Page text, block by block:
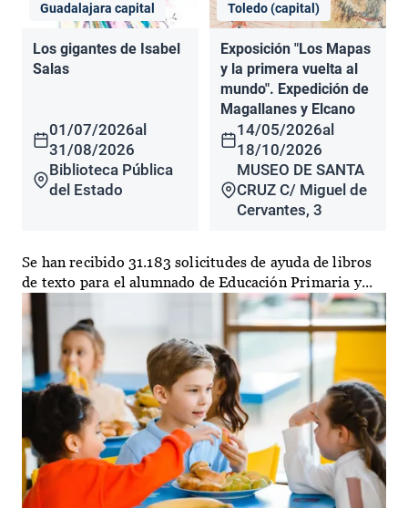
Guadalajara capital
Los gigantes de Isabel
Salas
01/07/2026al
31/08/2026
Biblioteca Pública
del Estado
Toledo (capital)
Exposición "Los Mapas
y la primera vuelta al
mundo". Expedición de
Magallanes y Elcano
14/05/2026al
18/10/2026
MUSEO DE SANTA
CRUZ C/ Miguel de
Cervantes, 3
Se han recibido 31.183 solicitudes de ayuda de libros
de texto para el alumnado de Educación Primaria y...